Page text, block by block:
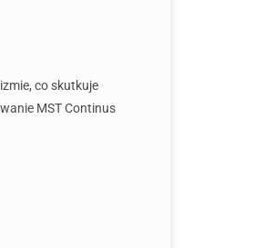
co skutkuje
MST Continus